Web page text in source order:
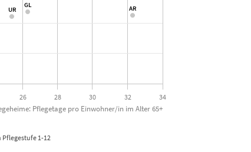
Pflegestufe 1-12
Pflegetage pro Einwohner/in im Alter 65+
UR
UR
GL
GL
AR
AR
26 28 30 32 34